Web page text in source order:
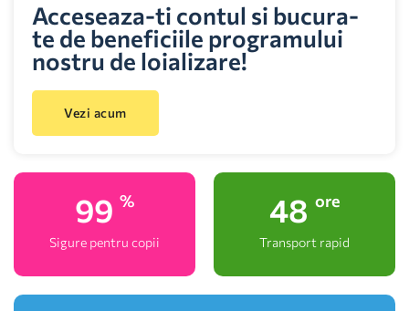
Acceseaza-ti contul si bucura-
te de beneficiile programului
nostru de loializare!
Vezi acum
100 %
Sigure pentru copii
48 ore
Transport rapid